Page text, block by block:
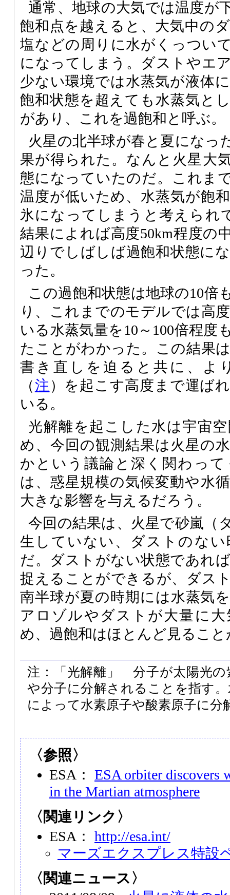
通常、地球の大気では温度が
飽和点を越えると、大気中の
塩などの周りに水がくっつい
になってしまう。ダストやエ
少ない環境では水蒸気が液体
飽和状態を超えても水蒸気と
があり、これを過飽和と呼ぶ。
火星の北半球が春と夏になっ
果が得られた。なんと火星大
態になっていたのだ。これま
温度が低いため、水蒸気が飽
氷になってしまうと考えられ
結果によれば高度50km程度の
辺りでしばしば過飽和状態に
った。
この過飽和状態は地球の10倍
り、これまでのモデルでは高
いる水蒸気量を10～100倍程度
たことがわかった。この結果
書き直しを迫ると共に、よ
（注 ）を起こす高度まで運ば
いる。
光解離を起こした水は宇宙
め、今回の観測結果は火星の
かという議論と深く関わっ
は、惑星規模の気候変動や水
大きな影響を与えるだろう。
今回の結果は、火星で砂嵐（
生していない、ダストのな
だ。ダストがない状態であれ
捉えることができるが、ダス
南半球が夏の時期には水蒸気
アロゾルやダストが大量に
め、過飽和はほとんど見るこ
注：「光解離」 分子が太陽光の
や分子に分解されることを指す
によって水素原子や酸素原子に分
〈参照〉
ESA： ESA orbiter discovers
in the Martian atmosphere
〈関連リンク〉
ESA： http://esa.int/
マーズエクスプレス特設
〈関連ニュース〉